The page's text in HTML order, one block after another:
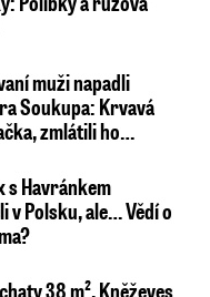
muži napadli
Soukupa: Krvavá
zmlátili ho…
s Havránkem
v Polsku, ale… Vědí o
38 m², Kněževes